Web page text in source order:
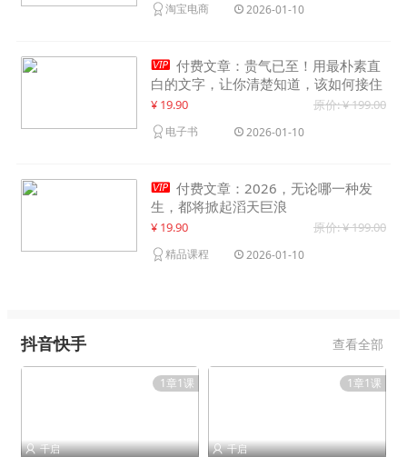
淘宝电商 2026-01-10
 付费文章：贵气已至！用最朴素直
白的文字，让你清楚知道，该如何接住
这一次时代的泼天富贵
¥ 19.90 原价: ¥ 199.00
电子书 2026-01-10
 付费文章：2026，无论哪一种发
生，都将掀起滔天巨浪
¥ 19.90 原价: ¥ 199.00
精品课程 2026-01-10
抖音快手 查看全部
1章1课
 千启
1章1课
 千启